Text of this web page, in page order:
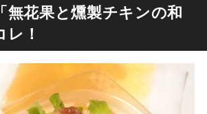
無花果と燻製チキンの和
！